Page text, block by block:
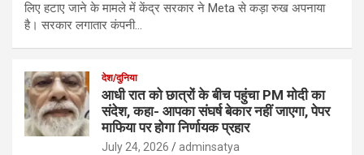
लिए हटाए जाने के मामले में केंद्र सरकार ने Meta से कड़ा रुख अपनाया
है। सरकार लगातार कंपनी…
देश/दुनिया
आधी रात को छात्रों के बीच पहुंचा PM मोदी का
संदेश, कहा- आपका संघर्ष बेकार नहीं जाएगा, पेपर
माफिया पर होगा निर्णायक प्रहार
July 24, 2026 adminsatya